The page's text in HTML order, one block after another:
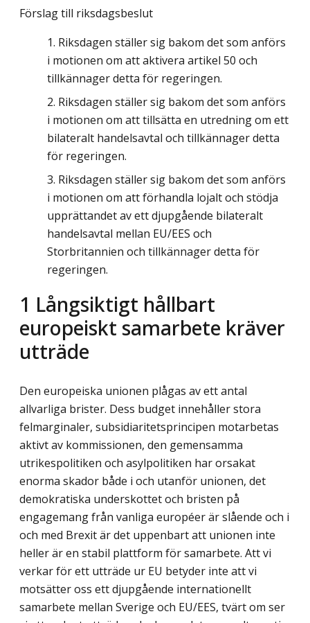
Förslag till riksdagsbeslut
Riksdagen ställer sig bakom det som anförs
i motionen om att aktivera artikel 50 och
tillkännager detta för regeringen.
Riksdagen ställer sig bakom det som anförs
i motionen om att tillsätta en utredning om ett
bilateralt handelsavtal och tillkännager detta
för regeringen.
Riksdagen ställer sig bakom det som anförs
i motionen om att förhandla lojalt och stödja
upprättandet av ett djupgående bilateralt
handelsavtal mellan EU/EES och
Storbritannien och tillkännager detta för
regeringen.
1 Långsiktigt hållbart
europeiskt samarbete kräver
utträde
Den europeiska unionen plågas av ett antal
allvarliga brister. Dess budget innehåller stora
felmarginaler, subsidiaritetsprincipen motarbetas
aktivt av kommissionen, den gemensamma
utrikespolitiken och asylpolitiken har orsakat
enorma skador både i och utanför unionen, det
demokratiska underskottet och bristen på
engagemang från vanliga européer är slående och i
och med Brexit är det uppenbart att unionen inte
heller är en stabil plattform för samarbete. Att vi
verkar för ett utträde ur EU betyder inte att vi
motsätter oss ett djupgående internationellt
samarbete mellan Sverige och EU/EES, tvärt om ser